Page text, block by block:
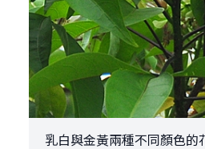
乳白與金黃兩種不同顏色的